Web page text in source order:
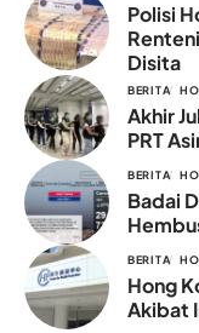
Polisi
Disita
BERITA
Akhir
PRT
BERITA
Badai
BERITA
Hong
Akibat